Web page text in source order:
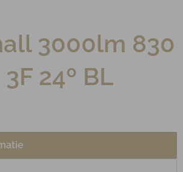
3000lm 830
24º BL